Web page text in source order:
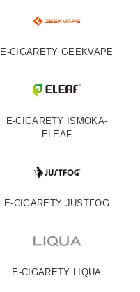
E-CIGARETY GEEKVAPE
E-CIGARETY ISMOKA-
ELEAF
E-CIGARETY JUSTFOG
E-CIGARETY LIQUA